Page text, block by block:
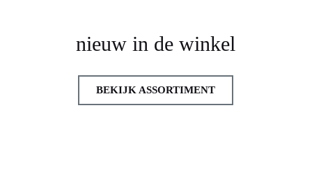
nieuw in de winkel
BEKIJK ASSORTIMENT